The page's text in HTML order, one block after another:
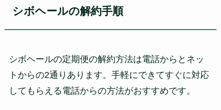
シボヘールの解約手順
シボヘールの定期便の解約方法は電話からとネッ
トからの2通りあります。手軽にできてすぐに対応
してもらえる電話からの方法がおすすめです。